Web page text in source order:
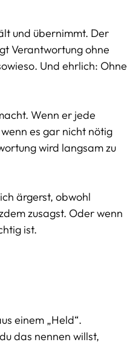
und übernimmt. Der
Verantwortung ohne
Und ehrlich: Ohne
Wenn er jede
es gar nicht nötig
wird langsam zu
ärgerst, obwohl
zusagst. Oder wenn
ist.
einem „Held“.
das nennen willst,